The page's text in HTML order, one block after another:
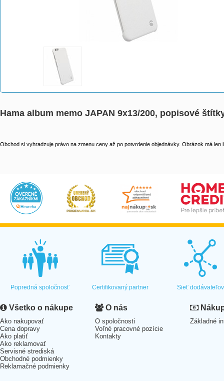
Hama album memo JAPAN 9x13/200, popisové
Obchod si vyhradzuje právo na zmenu ceny až po potvrdenie objednávky. Obrázok má len
Popredná spoločnosť Certifikovaný partner Sieť dodávateľov
Všetko o nákupe
Ako nakupovať
Cena dopravy
Ako platiť
Ako reklamovať
Servisné strediská
Obchodné podmienky
Reklamačné podmienky
O nás
O spoločnosti
Voľné pracovné pozície
Kontakty
Základné